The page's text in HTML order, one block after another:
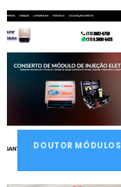
DOUTOR MÓDULOS